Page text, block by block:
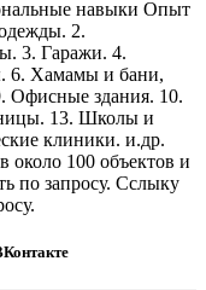
навыки Опыт
2.
3. Гаражи. 4.
6. Хамамы и бани,
Офисные здания. 10.
13. Школы и
клиники. и.др.
100 объектов и
по запросу. Сслыку